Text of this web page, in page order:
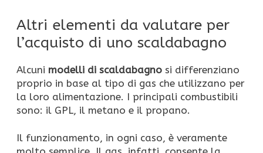
Altri elementi da valutare per
l’acquisto di uno scaldabagno
Alcuni modelli di scaldabagno si differenziano
proprio in base al tipo di gas che utilizzano per
la loro alimentazione. I principali combustibili
sono: il GPL, il metano e il propano.
Il funzionamento, in ogni caso, è veramente